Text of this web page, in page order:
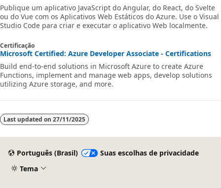
Publique um aplicativo JavaScript do Angular, do React, do Svelte
ou do Vue com os Aplicativos Web Estáticos do Azure. Use o Visual
Studio Code para criar e executar o aplicativo Web localmente.
Certificação
Microsoft Certified: Azure Developer Associate - Certifications
Build end-to-end solutions in Microsoft Azure to create Azure
Functions, implement and manage web apps, develop solutions
utilizing Azure storage, and more.
Last updated on 27/11/2025
Português (Brasil)
Suas escolhas de privacidade
Tema